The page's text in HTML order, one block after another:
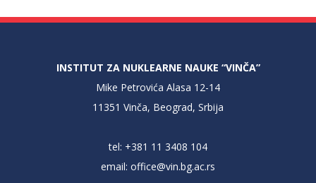
INSTITUT ZA NUKLEARNE NAUKE “VINČA”
Mike Petrovića Alasa 12-14
11351 Vinča, Beograd, Srbija
tel: +381 11 3408 104
email: office@vin.bg.ac.rs